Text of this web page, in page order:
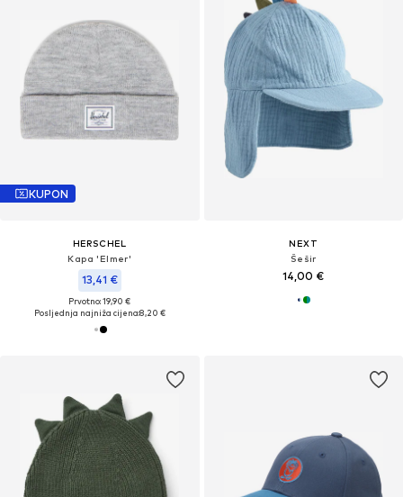
KUPON
HERSCHEL
Kapa 'Elmer'
13,41 €
Prvotno: 19,90 €
Posljednja najniža cijena:8,20 €
NEXT
Šešir
14,00 €